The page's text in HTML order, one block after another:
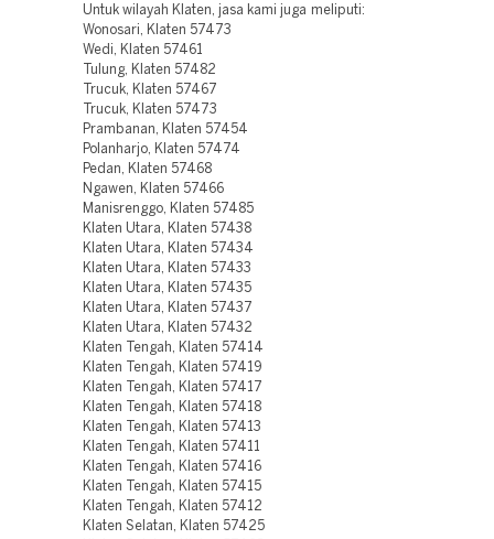
Untuk wilayah Klaten, jasa kami juga meliputi:
Wonosari, Klaten 57473
Wedi, Klaten 57461
Tulung, Klaten 57482
Trucuk, Klaten 57467
Trucuk, Klaten 57473
Prambanan, Klaten 57454
Polanharjo, Klaten 57474
Pedan, Klaten 57468
Ngawen, Klaten 57466
Manisrenggo, Klaten 57485
Klaten Utara, Klaten 57438
Klaten Utara, Klaten 57434
Klaten Utara, Klaten 57433
Klaten Utara, Klaten 57435
Klaten Utara, Klaten 57437
Klaten Utara, Klaten 57432
Klaten Tengah, Klaten 57414
Klaten Tengah, Klaten 57419
Klaten Tengah, Klaten 57417
Klaten Tengah, Klaten 57418
Klaten Tengah, Klaten 57413
Klaten Tengah, Klaten 57411
Klaten Tengah, Klaten 57416
Klaten Tengah, Klaten 57415
Klaten Tengah, Klaten 57412
Klaten Selatan, Klaten 57425